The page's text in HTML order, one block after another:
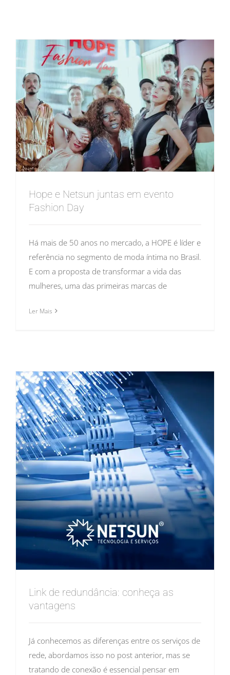
Hope e Netsun juntas em evento
Fashion Day
Há mais de 50 anos no mercado, a HOPE é líder e
referência no segmento de moda íntima no Brasil.
E com a proposta de transformar a vida das
mulheres, uma das primeiras marcas de
Ler Mais
Link de redundância: conheça as
vantagens
Já conhecemos as diferenças entre os serviços de
rede, abordamos isso no post anterior, mas se
tratando de conexão é essencial pensar em